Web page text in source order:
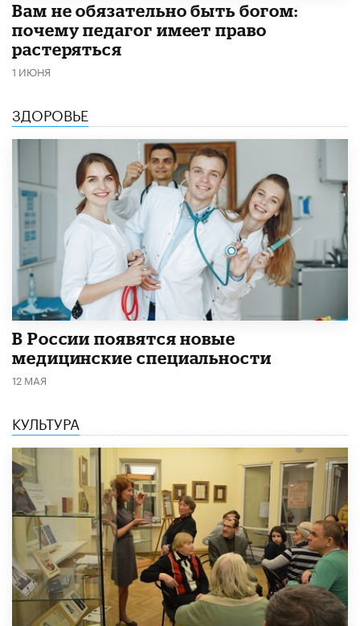
​Вам не обязательно быть богом:
почему педагог имеет право
растеряться
1 ИЮНЯ
ЗДОРОВЬЕ
В России появятся новые
медицинские специальности
12 МАЯ
КУЛЬТУРА